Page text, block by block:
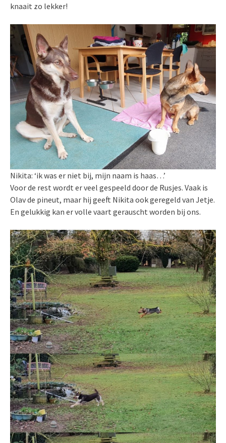
knaait zo lekker!
Nikita: ‘ik was er niet bij, mijn naam is haas…’
Voor de rest wordt er veel gespeeld door de Rusjes. Vaak is
Olav de pineut, maar hij geeft Nikita ook geregeld van Jetje.
En gelukkig kan er volle vaart gerauscht worden bij ons.